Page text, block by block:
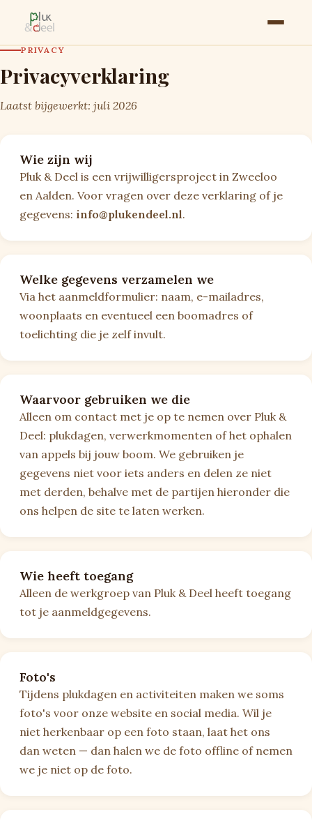
PRIVACY
Privacyverklaring
Laatst bijgewerkt: juli 2026
Wie zijn wij
Pluk & Deel is een vrijwilligersproject in Zweeloo
en Aalden. Voor vragen over deze verklaring of je
gegevens: info@plukendeel.nl.
Welke gegevens verzamelen we
Via het aanmeldformulier: naam, e-mailadres,
woonplaats en eventueel een boomadres of
toelichting die je zelf invult.
Waarvoor gebruiken we die
Alleen om contact met je op te nemen over Pluk &
Deel: plukdagen, verwerkmomenten of het ophalen
van appels bij jouw boom. We gebruiken je
gegevens niet voor iets anders en delen ze niet
met derden, behalve met de partijen hieronder die
ons helpen de site te laten werken.
Wie heeft toegang
Alleen de werkgroep van Pluk & Deel heeft toegang
tot je aanmeldgegevens.
Foto's
Tijdens plukdagen en activiteiten maken we soms
foto's voor onze website en social media. Wil je
niet herkenbaar op een foto staan, laat het ons
dan weten — dan halen we de foto offline of nemen
we je niet op de foto.